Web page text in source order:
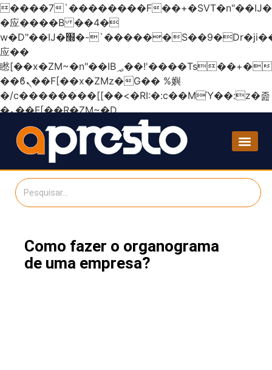
����7`��������F
�应����B ��4�
w�D"��IJ�׭�-`������S��9�Dr�ji��EJ߅��gJ�
应��
矁[��x�ZM~�n"��IB؃��!'����Тѕ��+��(m��IK�ʭ�/|
��ϐܢ��F[��x�ZMz�G�� %嬩
�/c��������[[��<�RI:�:c��MΎ��:z�졾
�ܢ��F[��R�ZM~�D
Como fazer o organograma
de uma empresa?